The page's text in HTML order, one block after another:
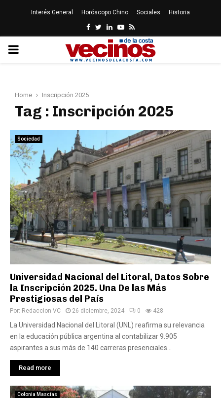
Interés General Horóscopo Chino Sociales Historia
Facebook
Twitter
LinkedinYoutube
Rss
PRIMARY
Home Inscripción 2025
Tag : Inscripción 2025
Sociedad
Universidad Nacional del Litoral, Datos Sobre
la Inscripción 2025. Una De las Más
Prestigiosas del País
Por: Redaccion VC 26 diciembre, 2024 0 428
La Universidad Nacional del Litoral (UNL) reafirma su relevancia
en la educación pública argentina al contabilizar 9.905
aspirantes a sus más de 140 carreras presenciales...
Read more
Colonia Mascías